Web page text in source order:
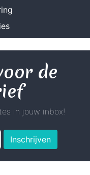
de
in jouw inbox!
Inschrijven